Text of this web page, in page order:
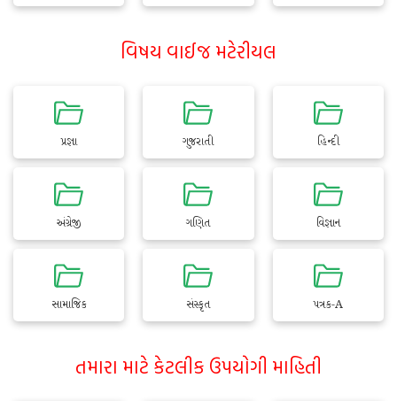
વિષય વાઈજ મટેરીયલ
પ્રજ્ઞા ગુજરાતી હિન્દી
અંગ્રેજી ગણિત વિજ્ઞાન
સામાજિક સંસ્કૃત પત્રક-A
તમારા માટે કેટલીક ઉપયોગી માહિતી